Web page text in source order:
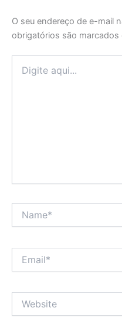
O seu endereço de e-mail
obrigatórios são marcados
aqui...